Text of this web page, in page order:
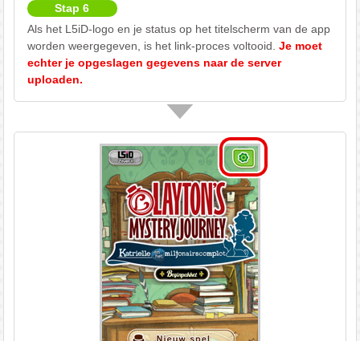
Stap 6
Als het L5iD-logo en je status op het titelscherm van de app
worden weergegeven, is het link-proces voltooid. Je moet
echter je opgeslagen gegevens naar de server
uploaden.